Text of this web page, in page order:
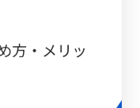
方・メリッ